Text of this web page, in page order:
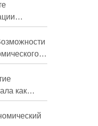
и
как
роста»